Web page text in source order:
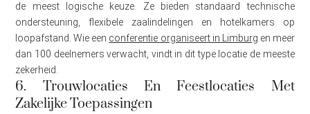
de meest logische keuze. Ze bieden standaard technische
ondersteuning, flexibele zaalindelingen en hotelkamers op
loopafstand. Wie een conferentie organiseert in Limburg en meer
dan 100 deelnemers verwacht, vindt in dit type locatie de meeste
zekerheid.
6. Trouwlocaties En Feestlocaties Met
Zakelijke Toepassingen